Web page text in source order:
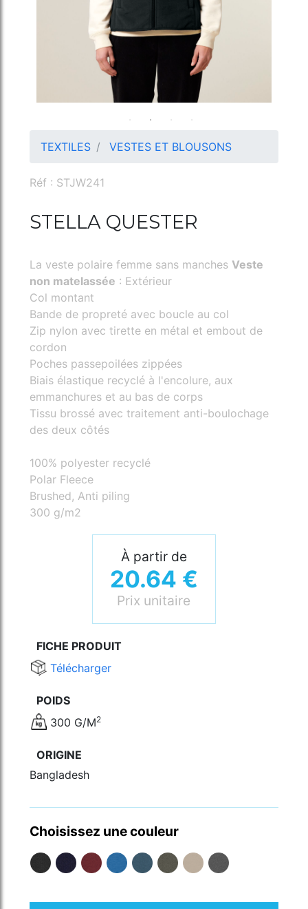
TEXTILES VESTES ET BLOUSONS
Réf : STJW241
STELLA QUESTER
La veste polaire femme sans manches Veste
non matelassée : Extérieur
Col montant
Bande de propreté avec boucle au col
Zip nylon avec tirette en métal et embout de
cordon
Poches passepoilées zippées
Biais élastique recyclé à l'encolure, aux
emmanchures et au bas de corps
Tissu brossé avec traitement anti-boulochage
des deux côtés
100% polyester recyclé
Polar Fleece
Brushed, Anti piling
300 g/m2
À partir de
20.64 €
Prix unitaire
FICHE PRODUIT
Télécharger
POIDS
300 G/M2
ORIGINE
Bangladesh
Choisissez une couleur